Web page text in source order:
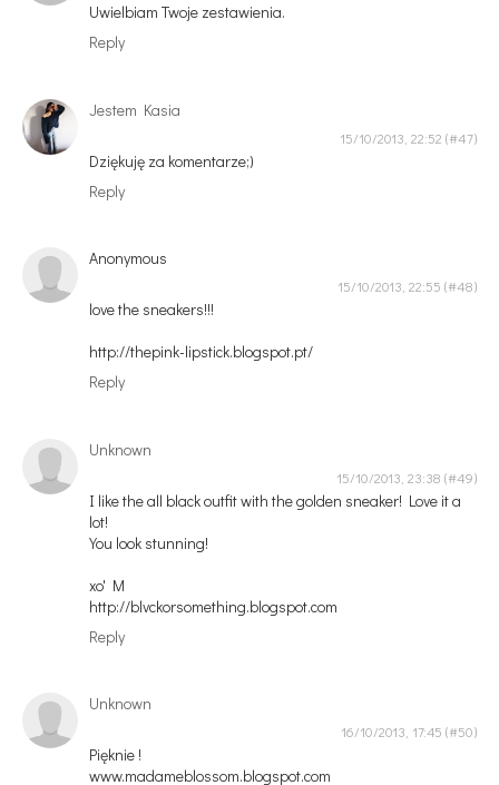
Uwielbiam Twoje zestawienia.
Reply
Jestem Kasia
15/10/2013, 22:52
Dziękuję za komentarze;)
Reply
Anonymous
15/10/2013, 22:55
love the sneakers!!!
http://thepink-lipstick.blogspot.pt/
Reply
Unknown
15/10/2013, 23:38
I like the all black outfit with the golden sneaker! Love it a
lot!
You look stunning!
xo' M
http://blvckorsomething.blogspot.com
Reply
Unknown
16/10/2013, 17:45
Pięknie !
www.madameblossom.blogspot.com